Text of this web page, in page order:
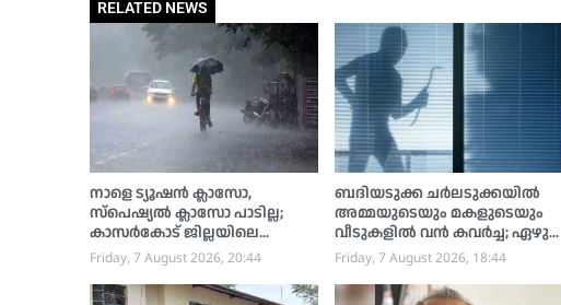
RELATED NEWS
നാളെ ട്യൂഷൻ ക്ലാസോ,
സ്പെഷ്യൽ ക്ലാസോ പാടില്ല;
കാസർകോട് ജില്ലയിലെ
വിദ്യാഭ്യാസ സ്ഥാപനങ്ങൾക്ക്
ശനിയാഴ്ച അവധി
Friday, 7 August 2026, 20:44
ബദിയടുക്ക ചർലടുക്കയിൽ
അമ്മയുടെയും മകളുടെയും
വീടുകളിൽ വൻ കവർച്ച; ഏഴു
പവൻ സ്വർണ്ണം കവർന്നു,
പൊലീസ് അന്വേഷണം
ആരംഭിച്ചു
Friday, 7 August 2026, 18:44